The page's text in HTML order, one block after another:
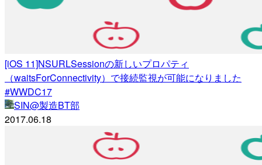
[iOS 11]NSURLSessionの新しいプロパティ
（waitsForConnectivity）で接続監視が可能になりました
#WWDC17
SIN@製造BT部
2017.06.18